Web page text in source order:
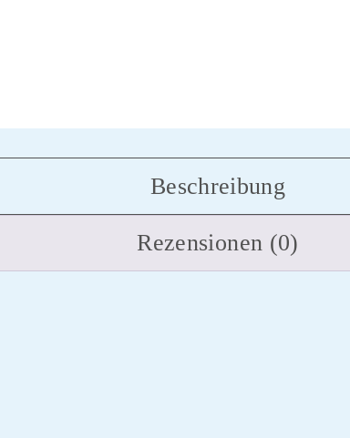
Beschreibung
Rezensionen (0)